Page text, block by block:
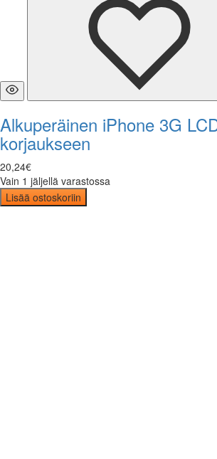
Alkuperäinen iPhone 3G
korjaukseen
20,24€
Vain 1 jäljellä varastossa
Lisää ostoskoriin